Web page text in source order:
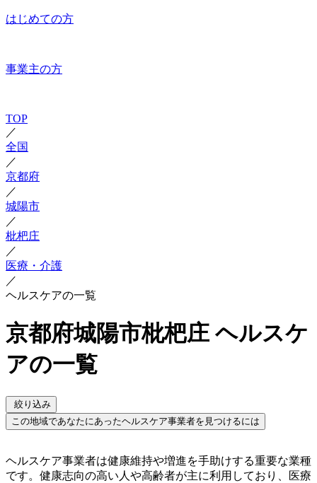
はじめての方
事業主の方
TOP
／
全国
／
京都府
／
城陽市
／
枇杷庄
／
医療・介護
／
ヘルスケアの一覧
京都府城陽市枇杷庄 ヘルスケ
アの一覧
絞り込み
この地域であなたにあったヘルスケア事業者を見つけるには
ヘルスケア事業者は健康維持や増進を手助けする重要な業種
です。健康志向の高い人や高齢者が主に利用しており、医療